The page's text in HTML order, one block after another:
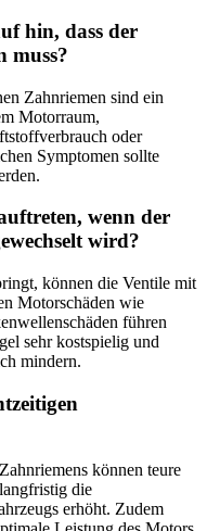
hin, dass der
muss?
Zahnriemen sind ein
Motorraum,
oder
Symptomen sollte
wenn der
wird?
können die Ventile mit
Motorschäden wie
führen
sehr kostspielig und
mindern.
können teure
die
erhöht. Zudem